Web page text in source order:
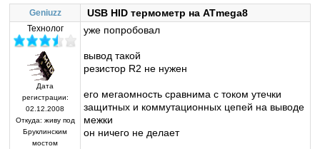
Geniuzz USB HID термометр на ATmega8
Технолог
Дата
регистрации:
02.12.2008
Откуда: живу под
Бруклинским
мостом
уже попробовал
вывод такой
резистор R2 не нужен
его мегаомность сравнима с током утечки
защитных и коммутационных цепей на выводе
межки
он ничего не делает